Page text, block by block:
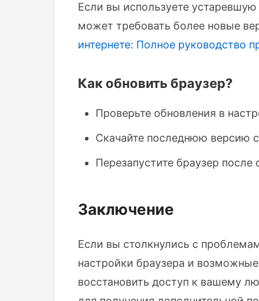
Если вы используете
может требовать более новые
интернете: Полное руководство
Как обновить браузер?
Проверьте обновления в
Скачайте последнюю версию
Перезапустите браузер после
Заключение
Если вы столкнулись с
настройки браузера и
восстановить доступ к вашему